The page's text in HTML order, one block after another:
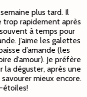
plus tard. Il
trop rapidement après
à temps pour
J’aime les galettes
d’amande (les
d’amour). Je préfère
déguster, après une
mieux encore.
étoiles!